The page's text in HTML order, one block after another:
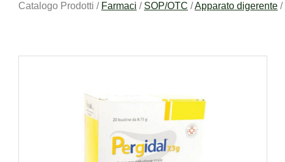
Catalogo Prodotti / Farmaci / SOP/OTC /Apparato digerente /